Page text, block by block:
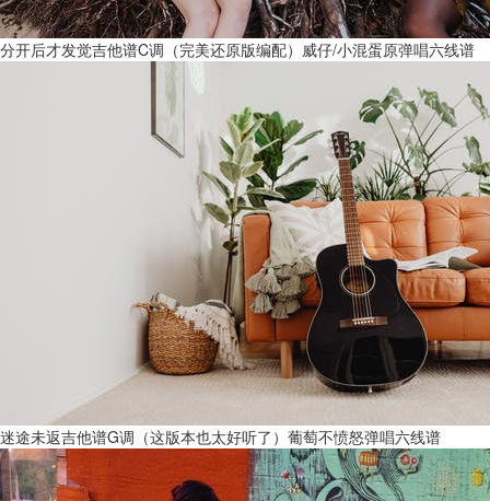
分开后才发觉吉他谱C调（完美还原版编配）威仔/小混蛋原弹唱六线谱
迷途未返吉他谱G调（这版本也太好听了）葡萄不愤怒弹唱六线谱